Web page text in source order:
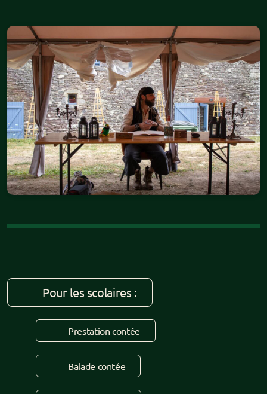
Pour les scolaires :
Prestation contée
Balade contée